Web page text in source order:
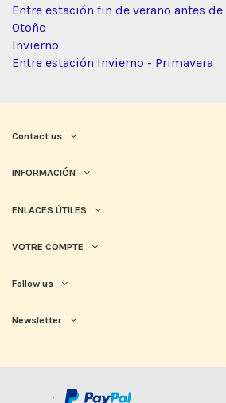
Entre estación fin de verano antes
Otoño
Invierno
Entre estación Invierno - Primavera
Contact us
INFORMACIÓN
ENLACES ÚTILES
VOTRE COMPTE
Follow us
Newsletter